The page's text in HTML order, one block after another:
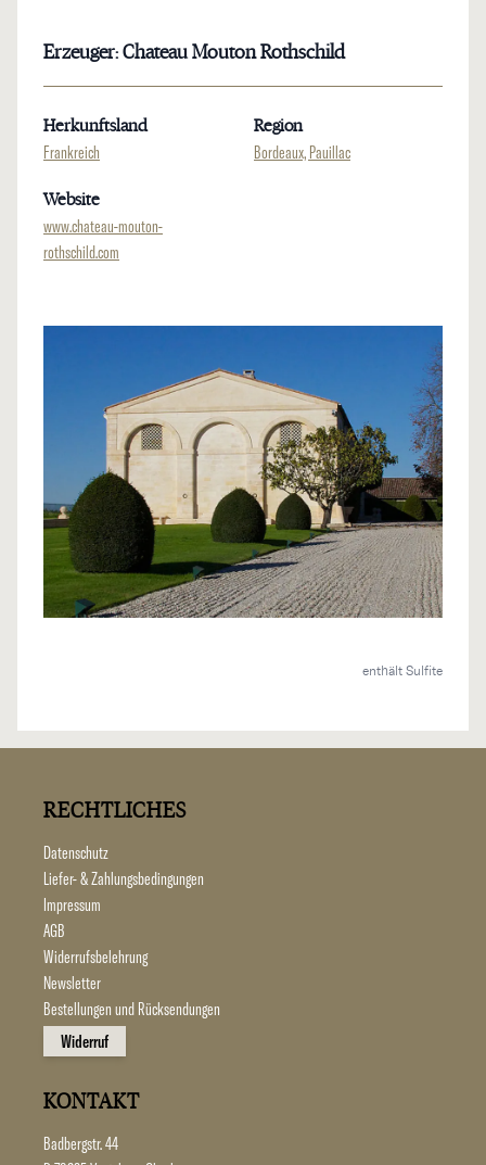
Erzeuger: Chateau Mouton Rothschild
Herkunftsland
Frankreich
Region
Bordeaux, Pauillac
Website
www.chateau-mouton-
rothschild.com
enthält Sulfite
RECHTLICHES
Datenschutz
Liefer- & Zahlungsbedingungen
Impressum
AGB
Widerrufsbelehrung
Newsletter
Bestellungen und Rücksendungen
Widerruf
KONTAKT
Badbergstr. 44